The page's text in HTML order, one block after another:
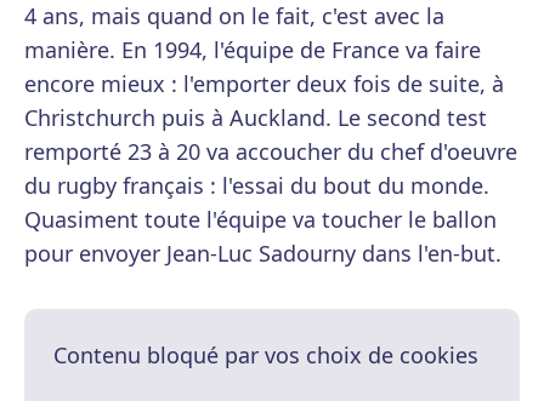
4 ans, mais quand on le fait, c'est avec la
manière. En 1994, l'équipe de France va faire
encore mieux : l'emporter deux fois de suite, à
Christchurch puis à Auckland. Le second test
remporté 23 à 20 va accoucher du chef d'oeuvre
du rugby français : l'essai du bout du monde.
Quasiment toute l'équipe va toucher le ballon
pour envoyer Jean-Luc Sadourny dans l'en-but.
Contenu bloqué par vos choix de cookies